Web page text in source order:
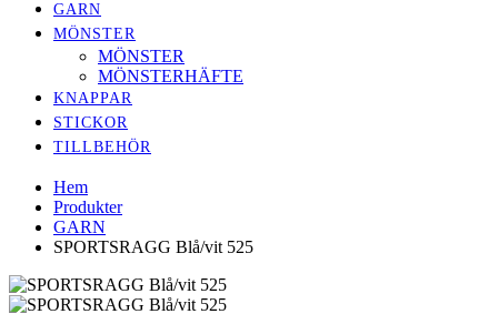
GARN
MÖNSTER
MÖNSTER
MÖNSTERHÄFTE
KNAPPAR
STICKOR
TILLBEHÖR
Hem
Produkter
GARN
SPORTSRAGG Blå/vit 525